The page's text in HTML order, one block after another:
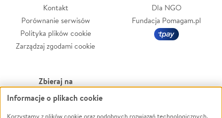
Kontakt
Porównanie serwisów
Polityka plików cookie
Zarządzaj zgodami cookie
Dla NGO
Fundacja Pomagam.pl
Zbieraj na
Leczenie
Informacje o plikach cookie